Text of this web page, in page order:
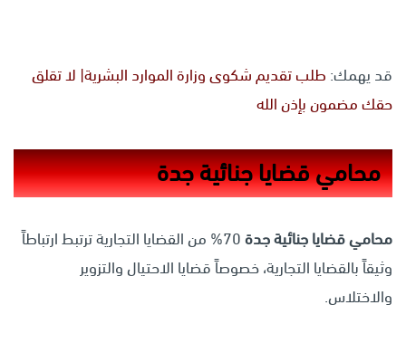
قد يهمك: طلب تقديم شكوى وزارة الموارد البشرية| لا تقلق
حقك مضمون بإذن الله
محامي قضايا جنائية جدة
محامي قضايا جنائية جدة
70% من القضايا التجارية ترتبط ارتباطاً
وثيقاً بالقضايا التجارية، خصوصاً قضايا الاحتيال والتزوير
والاختلاس.